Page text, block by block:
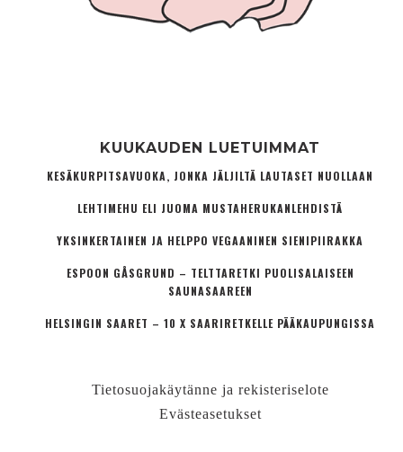
KUUKAUDEN LUETUIMMAT
KESÄKURPITSAVUOKA, JONKA JÄLJILTÄ LAUTASET NUOLLAAN
LEHTIMEHU ELI JUOMA MUSTAHERUKANLEHDISTÄ
YKSINKERTAINEN JA HELPPO VEGAANINEN SIENIPIIRAKKA
ESPOON GÅSGRUND – TELTTARETKI PUOLISALAISEEN
SAUNASAAREEN
HELSINGIN SAARET – 10 X SAARIRETKELLE PÄÄKAUPUNGISSA
Tietosuojakäytänne ja rekisteriselote
Evästeasetukset